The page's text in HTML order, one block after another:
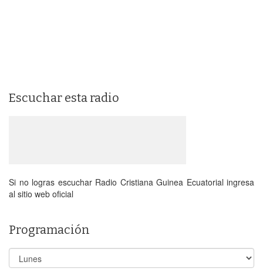
Escuchar esta radio
Si no logras escuchar Radio Cristiana Guinea Ecuatorial ingresa
al sitio web oficial
Programación